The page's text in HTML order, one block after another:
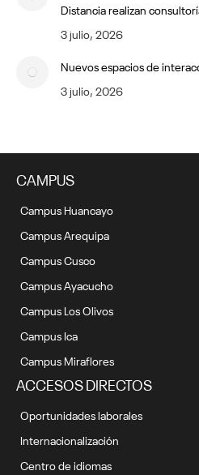
Distancia realizan
3 julio, 2026
Nuevos espacios de
3 julio, 2026
CAMPUS
Campus Huancayo
Campus Arequipa
Campus Cusco
Campus Ayacucho
Campus Los Olivos
Campus Ica
Campus Miraflores
ACCESOS DIRECTOS
Oportunidades laborales
Internacionalización
Centro de idiomas